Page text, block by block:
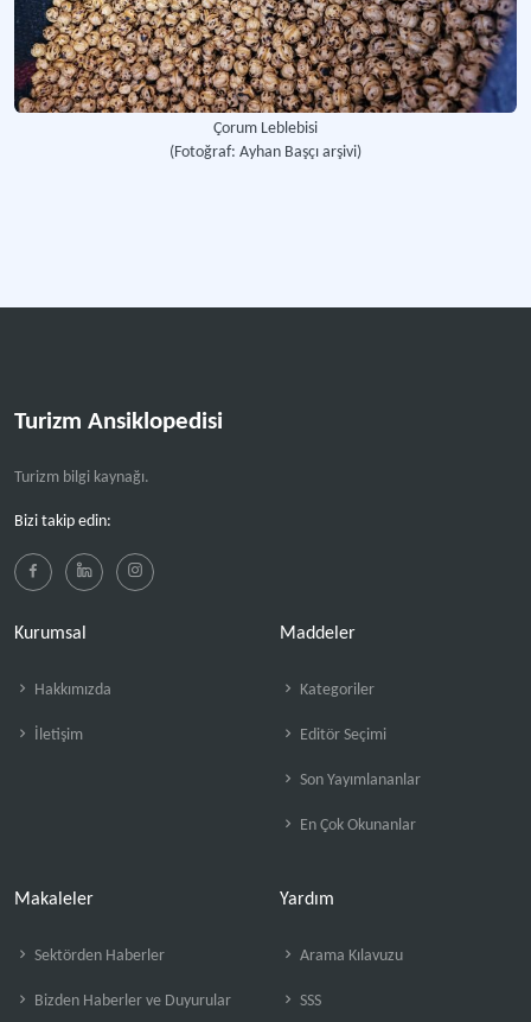
Çorum Leblebisi
(Fotoğraf: Ayhan Başçı arşivi)
Turizm Ansiklopedisi
Turizm bilgi kaynağı.
Bizi takip edin:
Kurumsal
Hakkımızda
İletişim
Maddeler
Kategoriler
Editör Seçimi
Son Yayımlananlar
En Çok Okunanlar
Makaleler
Sektörden Haberler
Bizden Haberler ve Duyurular
Yardım
Arama Kılavuzu
SSS